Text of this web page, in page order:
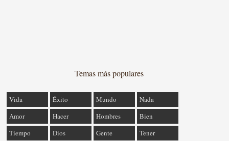
Temas más populares
Vida Éxito Mundo
Nada
Amor
Hacer Hombres
Bien
Tiempo
Dios Gente Tener